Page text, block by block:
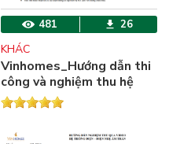
481 26
KHÁC
Vinhomes_Hướng dẫn thi
công và nghiệm thu hệ
thống điện trong nhà